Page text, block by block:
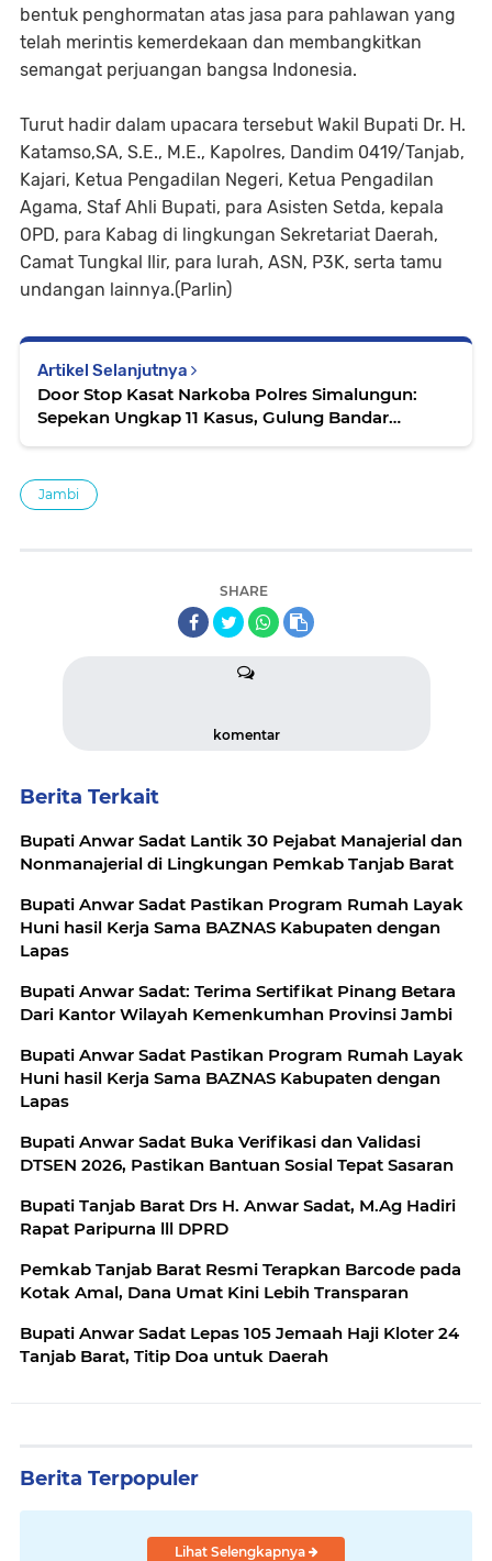
bentuk penghormatan atas jasa para pahlawan yang
telah merintis kemerdekaan dan membangkitkan
semangat perjuangan bangsa Indonesia.
Turut hadir dalam upacara tersebut Wakil Bupati Dr. H.
Katamso,SA, S.E., M.E., Kapolres, Dandim 0419/Tanjab,
Kajari, Ketua Pengadilan Negeri, Ketua Pengadilan
Agama, Staf Ahli Bupati, para Asisten Setda, kepala
OPD, para Kabag di lingkungan Sekretariat Daerah,
Camat Tungkal Ilir, para lurah, ASN, P3K, serta tamu
undangan lainnya.(Parlin)
Artikel Selanjutnya
Door Stop Kasat Narkoba Polres Simalungun:
Sepekan Ungkap 11 Kasus, Gulung Bandar
Jambi
SHARE
komentar
Berita Terkait
Bupati Anwar Sadat Lantik 30 Pejabat Manajerial dan
Nonmanajerial di Lingkungan Pemkab Tanjab Barat
Bupati Anwar Sadat Pastikan Program Rumah Layak
Huni hasil Kerja Sama BAZNAS Kabupaten dengan
Lapas
Bupati Anwar Sadat: Terima Sertifikat Pinang Betara
Dari Kantor Wilayah Kemenkumhan Provinsi Jambi
Bupati Anwar Sadat Pastikan Program Rumah Layak
Huni hasil Kerja Sama BAZNAS Kabupaten dengan
Lapas
Bupati Anwar Sadat Buka Verifikasi dan Validasi
DTSEN 2026, Pastikan Bantuan Sosial Tepat Sasaran
Bupati Tanjab Barat Drs H. Anwar Sadat, M.Ag Hadiri
Rapat Paripurna lll DPRD
Pemkab Tanjab Barat Resmi Terapkan Barcode pada
Kotak Amal, Dana Umat Kini Lebih Transparan
Bupati Anwar Sadat Lepas 105 Jemaah Haji Kloter 24
Tanjab Barat, Titip Doa untuk Daerah
Berita Terpopuler
Lihat Selengkapnya